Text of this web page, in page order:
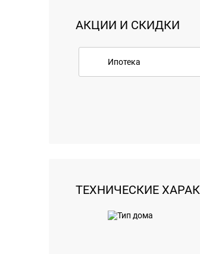
АКЦИИ И СКИДКИ
Ипотека
ТЕХНИЧЕСКИЕ